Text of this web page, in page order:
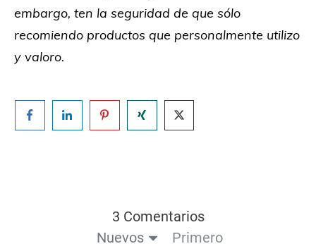
embargo, ten la seguridad de que sólo
recomiendo productos que personalmente utilizo
y valoro.
3 Comentarios
Nuevos
Primero